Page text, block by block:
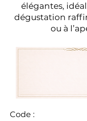
élégantes,
dégustation
ou à
Code :